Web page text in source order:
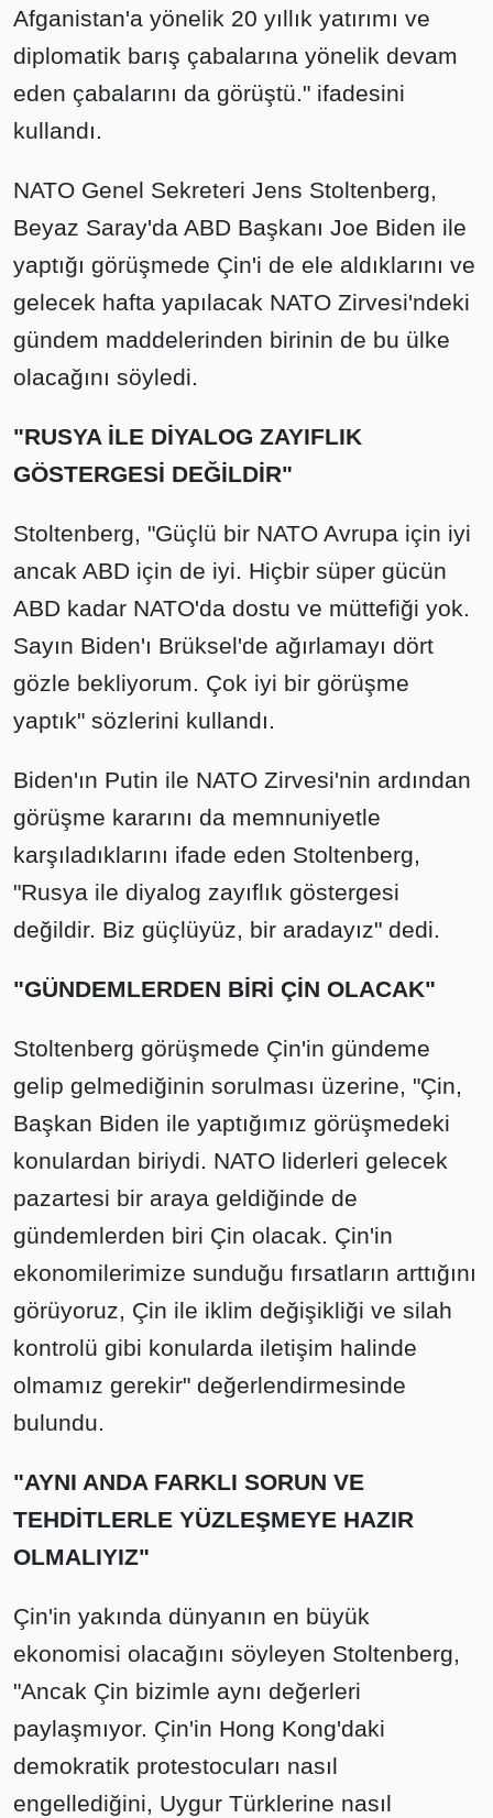
Afganistan'a yönelik 20 yıllık yatırımı ve
diplomatik barış çabalarına yönelik devam
eden çabalarını da görüştü." ifadesini
kullandı.
NATO Genel Sekreteri Jens Stoltenberg,
Beyaz Saray'da ABD Başkanı Joe Biden ile
yaptığı görüşmede Çin'i de ele aldıklarını ve
gelecek hafta yapılacak NATO Zirvesi'ndeki
gündem maddelerinden birinin de bu ülke
olacağını söyledi.
"RUSYA İLE DİYALOG ZAYIFLIK
GÖSTERGESİ DEĞİLDİR"
Stoltenberg, "Güçlü bir NATO Avrupa için iyi
ancak ABD için de iyi. Hiçbir süper gücün
ABD kadar NATO'da dostu ve müttefiği yok.
Sayın Biden'ı Brüksel'de ağırlamayı dört
gözle bekliyorum. Çok iyi bir görüşme
yaptık" sözlerini kullandı.
Biden'ın Putin ile NATO Zirvesi'nin ardından
görüşme kararını da memnuniyetle
karşıladıklarını ifade eden Stoltenberg,
"Rusya ile diyalog zayıflık göstergesi
değildir. Biz güçlüyüz, bir aradayız" dedi.
"GÜNDEMLERDEN BİRİ ÇİN OLACAK"
Stoltenberg görüşmede Çin'in gündeme
gelip gelmediğinin sorulması üzerine, "Çin,
Başkan Biden ile yaptığımız görüşmedeki
konulardan biriydi. NATO liderleri gelecek
pazartesi bir araya geldiğinde de
gündemlerden biri Çin olacak. Çin'in
ekonomilerimize sunduğu fırsatların arttığını
görüyoruz, Çin ile iklim değişikliği ve silah
kontrolü gibi konularda iletişim halinde
olmamız gerekir" değerlendirmesinde
bulundu.
"AYNI ANDA FARKLI SORUN VE
TEHDİTLERLE YÜZLEŞMEYE HAZIR
OLMALIYIZ"
Çin'in yakında dünyanın en büyük
ekonomisi olacağını söyleyen Stoltenberg,
"Ancak Çin bizimle aynı değerleri
paylaşmıyor. Çin'in Hong Kong'daki
demokratik protestocuları nasıl
engellediğini, Uygur Türklerine nasıl